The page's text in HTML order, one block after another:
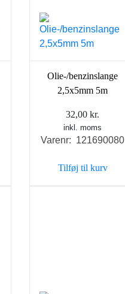
Olie-/benzinslange
2,5x5mm 5m
32,00kr.
inkl. moms
Varenr: 121690080
Tilføj til kurv